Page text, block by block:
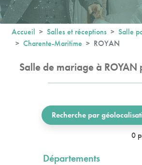
Accueil Salles et réceptions
Salle
Charente-Maritime
ROYAN
Salle de mariage à
Recherche par
0
Départements